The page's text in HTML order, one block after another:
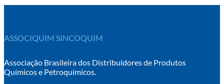
ASSOCIQUIM SINCOQUIM
Associação Brasileira dos Distribuidores de Produtos
Químicos e Petroquímicos.